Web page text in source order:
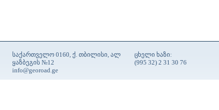
საქართველო 0160, ქ. თბილისი, ალ
ყაზბეგის №12
info@georoad.ge
ცხელი ხაზი:
(995 32) 2 31 30 76